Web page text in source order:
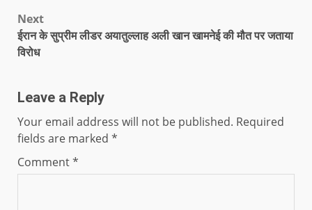
Next
ईरान के सुप्रीम लीडर अयातुल्लाह अली खान खामनेई की मौत पर जताया
विरोध
Leave a Reply
Your email address will not be published. Required
fields are marked *
Comment*